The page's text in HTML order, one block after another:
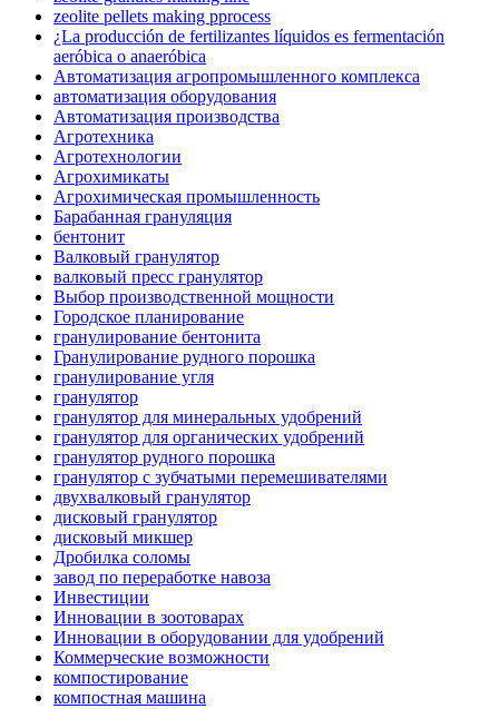
zeolite pellets making pprocess
¿La producción de fertilizantes líquidos es fermentación
aeróbica o anaeróbica
Автоматизация агропромышленного комплекса
автоматизация оборудования
Автоматизация производства
Агротехника
Агротехнологии
Агрохимикаты
Агрохимическая промышленность
Барабанная грануляция
бентонит
Валковый гранулятор
валковый пресс гранулятор
Выбор производственной мощности
Городское планирование
гранулирование бентонита
Гранулирование рудного порошка
гранулирование угля
гранулятор
гранулятор для минеральных удобрений
гранулятор для органических удобрений
гранулятор рудного порошка
гранулятор с зубчатыми перемешивателями
двухвалковый гранулятор
дисковый гранулятор
дисковый микшер
Дробилка соломы
завод по переработке навоза
Инвестиции
Инновации в зоотоварах
Инновации в оборудовании для удобрений
Коммерческие возможности
компостирование
компостная машина